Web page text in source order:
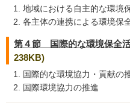
地域における自主的な環境
各主体の連携による環境保
第４節 国際的な環境保全
238KB)
国際的な環境協力・貢献の
国際環境協力の推進